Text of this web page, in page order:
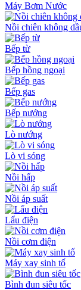
Máy Bơm Nước
Nồi chiên không
Bếp từ
Bếp hồng ngoại
Bếp gas
Bếp nướng
Lò nướng
Lò vi sóng
Nồi hấp
Nồi áp suất
Lẩu điện
Nồi cơm điện
Máy xay sinh tố
Bình đun siêu tốc